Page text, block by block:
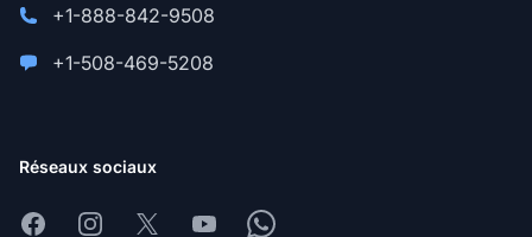
+1-888-842-9508
+1-508-469-5208
Réseaux sociaux
FacebookInstagram
X YoutubeWhatsapp